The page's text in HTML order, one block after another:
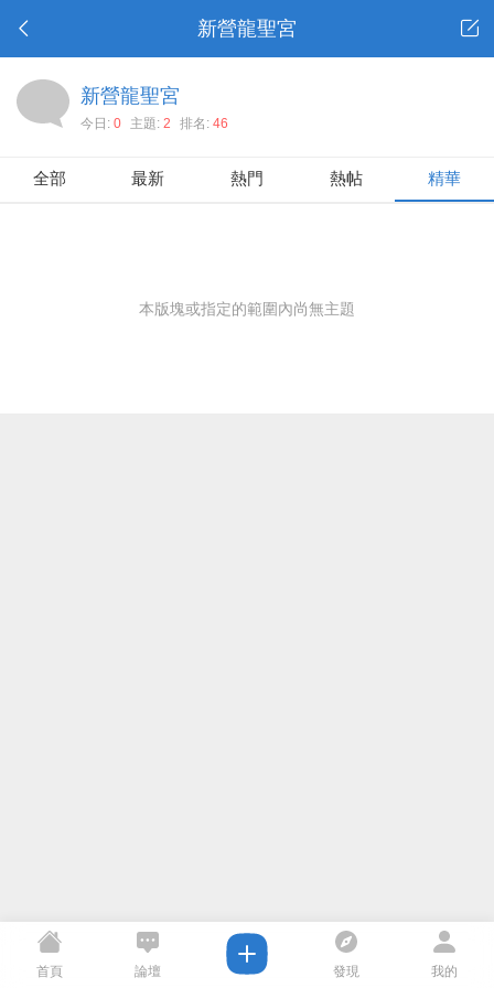
新營龍聖宮
新營龍聖宮
今日: 0 主題: 2 排名: 46
全部 最新 熱門 熱帖 精華
本版塊或指定的範圍內尚無主題
首頁 論壇 發現 我的